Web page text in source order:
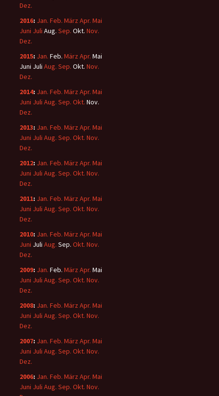
Dez.
2016: Jan. Feb. März Apr. Mai
Juni Juli Aug. Sep. Okt. Nov.
Dez.
2015: Jan. Feb. März Apr. Mai
Juni Juli Aug. Sep. Okt. Nov.
Dez.
2014: Jan. Feb. März Apr. Mai
Juni Juli Aug. Sep. Okt. Nov.
Dez.
2013: Jan. Feb. März Apr. Mai
Juni Juli Aug. Sep. Okt. Nov.
Dez.
2012: Jan. Feb. März Apr. Mai
Juni Juli Aug. Sep. Okt. Nov.
Dez.
2011: Jan. Feb. März Apr. Mai
Juni Juli Aug. Sep. Okt. Nov.
Dez.
2010: Jan. Feb. März Apr. Mai
Juni Juli Aug. Sep. Okt. Nov.
Dez.
2009: Jan. Feb. März Apr. Mai
Juni Juli Aug. Sep. Okt. Nov.
Dez.
2008: Jan. Feb. März Apr. Mai
Juni Juli Aug. Sep. Okt. Nov.
Dez.
2007: Jan. Feb. März Apr. Mai
Juni Juli Aug. Sep. Okt. Nov.
Dez.
2006: Jan. Feb. März Apr. Mai
Juni Juli Aug. Sep. Okt. Nov.